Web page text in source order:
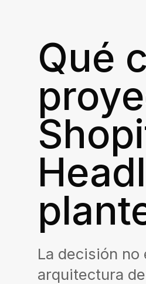
Qué
La decisión no
arquitectura